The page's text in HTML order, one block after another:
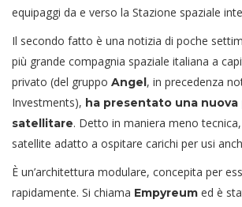
equipaggi da e verso la Stazione spaziale
Il secondo fatto è una notizia di poche
più grande compagnia spaziale italiana a
privato (del gruppo Angel , in precedenza
Investments), ha presentato una
satellitare. Detto in maniera meno tecnica,
satellite adatto a ospitare carichi per usi
È un’architettura modulare, concepita per
rapidamente. Si chiama Empyreum ed è